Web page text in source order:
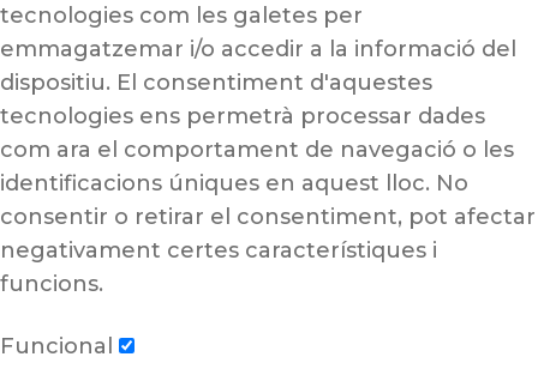
tecnologies com les galetes per
emmagatzemar i/o accedir a la informació del
dispositiu. El consentiment d'aquestes
tecnologies ens permetrà processar dades
com ara el comportament de navegació o les
identificacions úniques en aquest lloc. No
consentir o retirar el consentiment, pot afectar
negativament certes característiques i
funcions.
Funcional